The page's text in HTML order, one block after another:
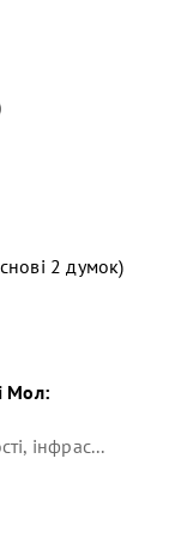
2 думок)
Мол:
інфрас...